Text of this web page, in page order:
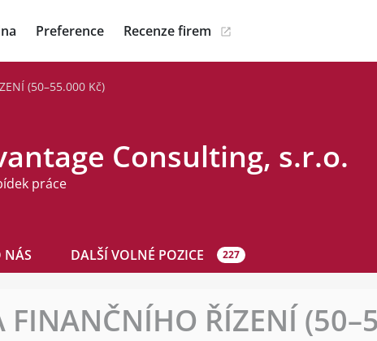
Preference Recenze firem
(50–55.000 Kč)
Consulting, s.r.o.
práce
NÁS DALŠÍ VOLNÉ POZICE 227
FINANČNÍHO ŘÍZENÍ